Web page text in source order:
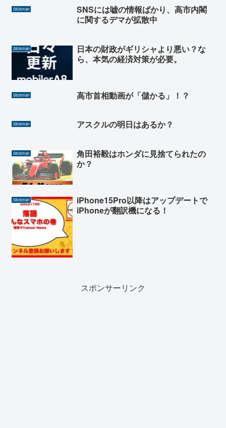
Stickman
SNSには嘘の情報ばかり、高市内閣
に関するデマが拡散中
Stickman
日本の財政がギリシャより悪い？な
ら、本気の経済対策が必要。
Stickman 高市首相動画が「儲かる」！？
Stickman アスクルの明日はあるか？
Stickman
角田裕毅はホンダに見捨てられたの
か？
Stickman
iPhone15Pro以降はアップデートで
iPhoneが翻訳機になる！
スポンサーリンク